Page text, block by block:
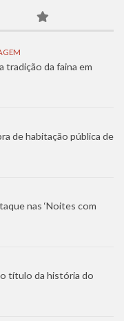
tradição da faina em
de habitação pública de
nas ‘Noites com
título da história do